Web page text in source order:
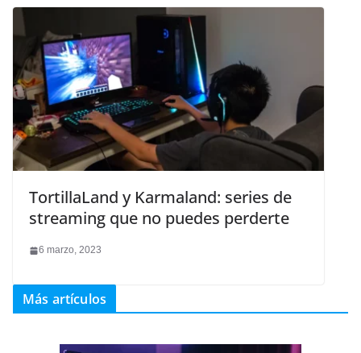
TortillaLand y Karmaland: series de
streaming que no puedes perderte
6 marzo, 2023
Más artículos